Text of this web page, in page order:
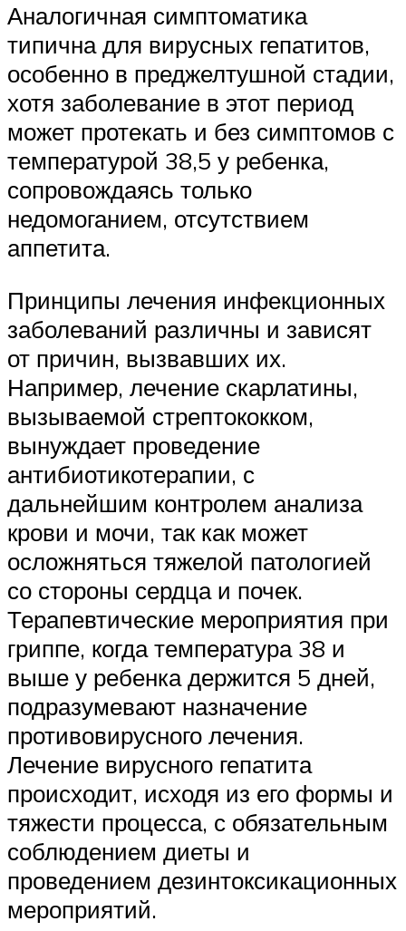
Аналогичная симптоматика
типична для вирусных гепатитов,
особенно в преджелтушной стадии,
хотя заболевание в этот период
может протекать и без симптомов с
температурой 38,5 у ребенка,
сопровождаясь только
недомоганием, отсутствием
аппетита.
Принципы лечения инфекционных
заболеваний различны и зависят
от причин, вызвавших их.
Например, лечение скарлатины,
вызываемой стрептококком,
вынуждает проведение
антибиотикотерапии, с
дальнейшим контролем анализа
крови и мочи, так как может
осложняться тяжелой патологией
со стороны сердца и почек.
Терапевтические мероприятия при
гриппе, когда температура 38 и
выше у ребенка держится 5 дней,
подразумевают назначение
противовирусного лечения.
Лечение вирусного гепатита
происходит, исходя из его формы и
тяжести процесса, с обязательным
соблюдением диеты и
проведением дезинтоксикационных
мероприятий.